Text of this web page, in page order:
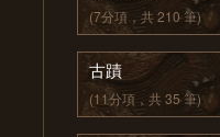
(7分項，共 210 筆)
古蹟
(11分項，共 35 筆)